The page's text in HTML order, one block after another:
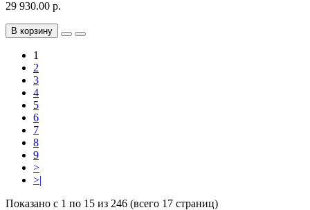
29 930.00 р.
В корзину
1
2
3
4
5
6
7
8
9
>
>|
Показано с 1 по 15 из 246 (всего 17 страниц)